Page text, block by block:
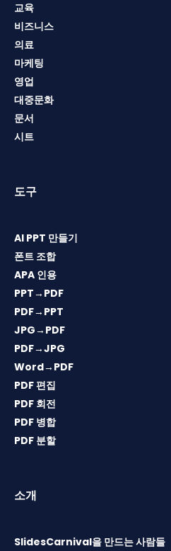
교육
비즈니스
의료
마케팅
영업
대중문화
문서
시트
도구
AI PPT 만들기
폰트 조합
APA 인용
PPT→PDF
PDF→PPT
JPG→PDF
PDF→JPG
Word→PDF
PDF 편집
PDF 회전
PDF 병합
PDF 분할
소개
SlidesCarnival을 만드는 사람들